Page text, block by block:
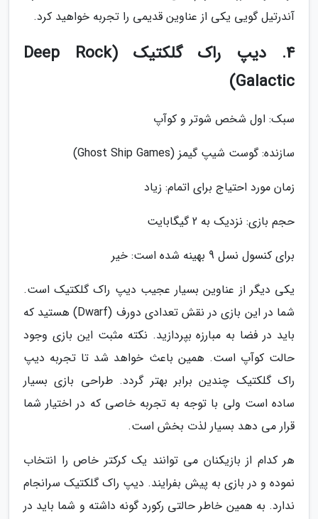
آندرتیل گویی یکی از عناوین قدیمی را تجربه خواهید کرد.
4. دیپ راک گلکتیک (Deep Rock
Galactic)
سبک: اول شخص شوتر و کوآپ
سازنده: گوست شیپ گیمز (Ghost Ship Games)
زمان مورد احتیاج برای اتمام: زیاد
حجم بازی: نزدیک به 2 گیگابایت
برای کنسول نسل 9 بهینه شده است: خیر
یکی دیگر از عناوین بسیار عجیب دیپ راک گلکتیک است.
شما در این بازی در نقش تعدادی دورف (Dwarf) هستید که
باید در فضا به مبارزه بپردازید. نکته مثبت این بازی وجود
حالت کوآپ است. همین باعث خواهد شد تا تجربه دیپ
راک گلکتیک چندین برابر بهتر گردد. طراحی بازی بسیار
ساده است ولی با توجه به تجربه خاصی که در اختیار شما
قرار می دهد بسیار لذت بخش است.
هر کدام از بازیکنان می توانند یک کرکتر خاص را انتخاب
نموده و در بازی به پیش بفرایند. دیپ راک گلکتیک سرانجام
ندارد. به همین خاطر حالتی رکورد گونه داشته و شما باید در